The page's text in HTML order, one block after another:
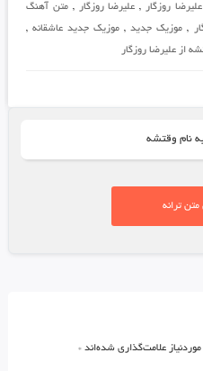
روزگار , علیرضا روزگار ,متن آهنگ
, موزیک جدید, موزیک جدید عاشقانه ,
از علیرضا روزگار
نام وقتشه
ترانه
علامت‌گذاری شده‌اند *